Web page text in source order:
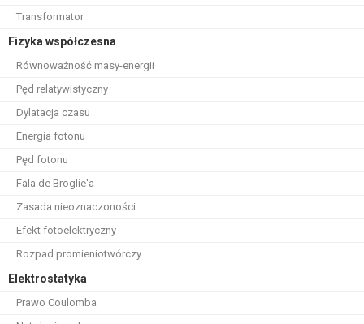
Transformator
Fizyka współczesna
Równoważność masy-energii
Pęd relatywistyczny
Dylatacja czasu
Energia fotonu
Pęd fotonu
Fala de Broglie'a
Zasada nieoznaczoności
Efekt fotoelektryczny
Rozpad promieniotwórczy
Elektrostatyka
Prawo Coulomba